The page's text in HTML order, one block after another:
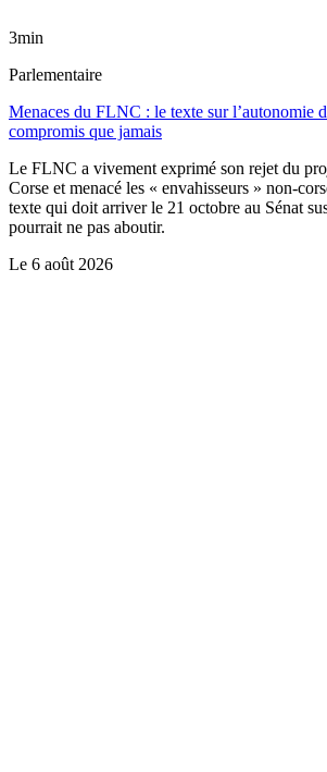
3min
Parlementaire
Menaces du FLNC : le texte sur l’autonomie
compromis que jamais
Le FLNC a vivement exprimé son rejet du
Corse et menacé les « envahisseurs » non-
texte qui doit arriver le 21 octobre au Sénat
pourrait ne pas aboutir.
Le 6 août 2026